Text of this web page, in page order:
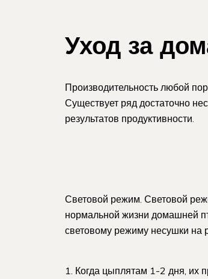
Уход за
Производительность любой
Существует ряд достаточно
результатов продуктивности.
Световой режим. Световой
нормальной жизни домашней
световому режиму несушки на
Когда цыплятам 1-2 дня, их